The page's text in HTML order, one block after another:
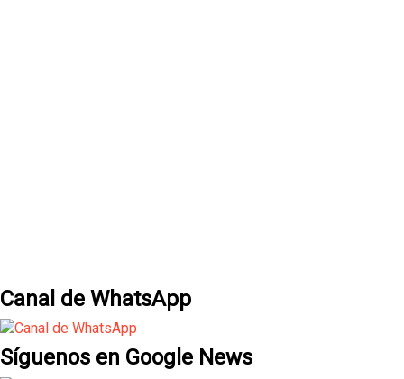
Canal de WhatsApp
Síguenos en Google News